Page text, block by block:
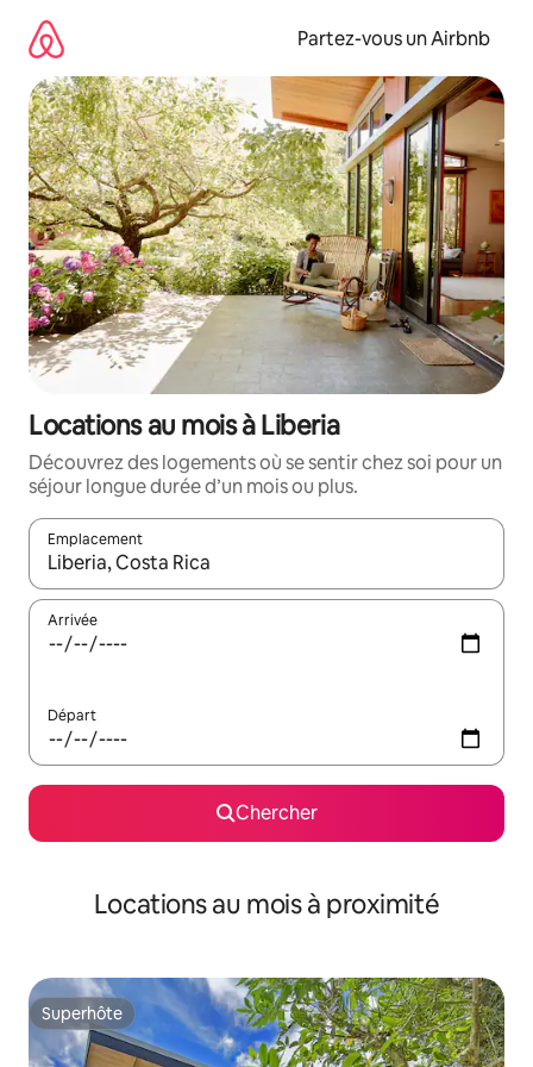
directement
contenu
Partez-vous un Airbnb
Locations au mois à Liberia
Découvrez des logements où se sentir chez soi pour un
séjour longue durée d’un mois ou plus.
Emplacement
Quand les résultats sont affichés, parcourez-les en utilisant
Arrivée
Départ
Chercher
Locations au mois à proximité
Superhôte
Superhôte